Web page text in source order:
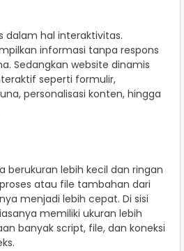
dalam hal interaktivitas.
informasi tanpa respons
Sedangkan website dinamis
seperti formulir,
personalisasi konten, hingga
berukuran lebih kecil dan ringan
atau file tambahan dari
menjadi lebih cepat. Di sisi
memiliki ukuran lebih
banyak script, file, dan koneksi